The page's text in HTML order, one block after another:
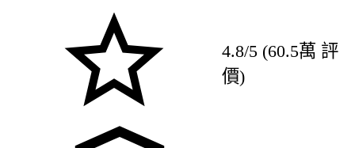
4.8/5 (60.5萬 評
價)